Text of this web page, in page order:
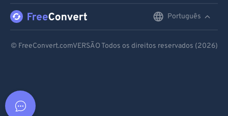
Português
© FreeConvert.comVERSÃO Todos os direitos reservados (2026)